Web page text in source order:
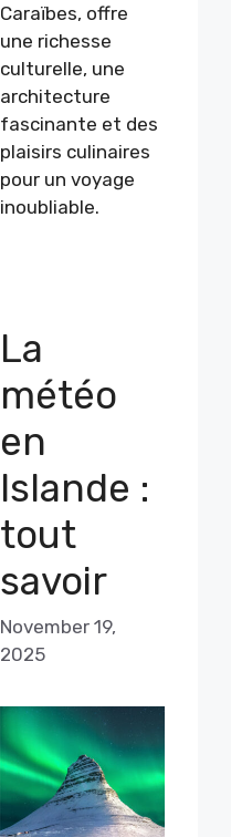
Caraïbes, offre
une richesse
culturelle, une
architecture
fascinante et des
plaisirs culinaires
pour un voyage
inoubliable.
La
météo
en
Islande :
tout
savoir
November 19,
2025